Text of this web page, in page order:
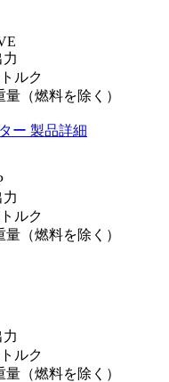
ルク
量（燃料を除く）
ー 製品詳細
ルク
量（燃料を除く）
ルク
量（燃料を除く）